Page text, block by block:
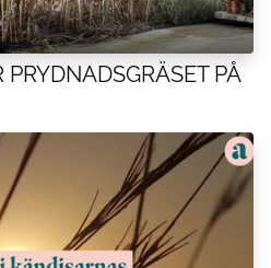
PÅ